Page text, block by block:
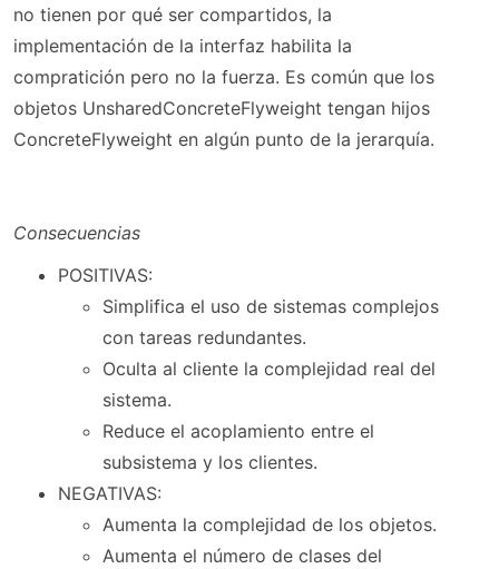
no tienen por qué ser compartidos, la
implementación de la interfaz habilita la
compratición pero no la fuerza. Es común que los
objetos UnsharedConcreteFlyweight tengan hijos
ConcreteFlyweight en algún punto de la jerarquía.
Consecuencias
POSITIVAS:
Simplifica el uso de sistemas complejos
con tareas redundantes.
Oculta al cliente la complejidad real del
sistema.
Reduce el acoplamiento entre el
subsistema y los clientes.
NEGATIVAS:
Aumenta la complejidad de los objetos.
Aumenta el número de clases del